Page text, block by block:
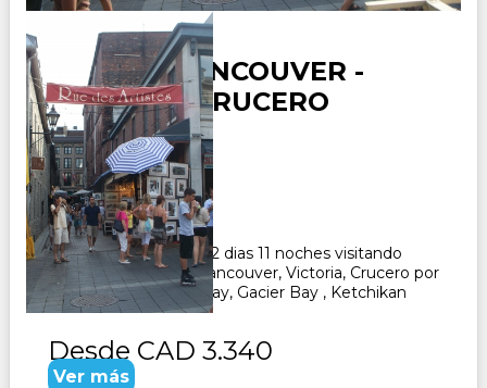
CANADA VANCOUVER -
VICTORIA- CRUCERO
ALASKA
Duración:
12Días11Noches
Paquete Turistico de 12 dias 11 noches visitando
Canada, recorriendo Vancouver, Victoria, Crucero por
Alaska, Juneau, Skagway, Gacier Bay , Ketchikan
Desde CAD 3.340
Ver más